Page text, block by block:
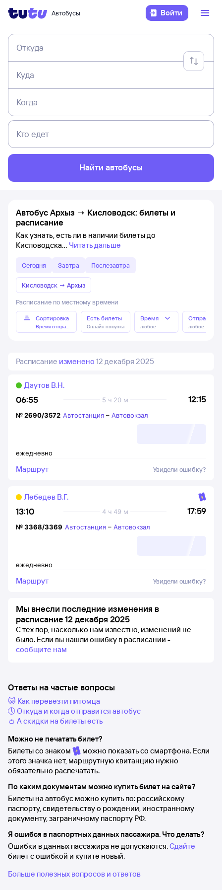
Автобусы Войти
Откуда
Куда
Когда
Кто едет
Найти автобусы
Автобус Архыз → Кисловодск: билеты и
расписание
Как узнать, есть ли в наличии билеты до
Кисловодска
Читать дальше
Сегодня Завтра Послезавтра
Кисловодск → Архыз
Расписание по местному времени
Сортировка
Время отправления
Есть билеты
Онлайн покупка
Время
любое любое
Расписание изменено 12 декабря 2025
06:55 12:15
5 ч 20 м
Даутов В.Н.
ежедневно
№2690/3572 Автостанция – Автовокзал
Маршрут Увидели ошибку?
13:10 17:59
4 ч 49 м
Лебедев В.Г.
ежедневно
№3368/3369 Автостанция – Автовокзал
Маршрут Увидели ошибку?
Мы внесли последние изменения в
расписание 12 декабря 2025
С тех пор, насколько нам известно, изменений не
было. Если вы нашли ошибку в расписании -
сообщите нам
Ответы на частые вопросы
🐱 Как перевезти питомца
🕔 Откуда и когда отправится автобус
👛 А скидки на билеты есть
Можно не печатать билет?
Билеты со знаком
можно показать со смартфона. Если
этого значка нет, маршрутную квитанцию нужно
обязательно распечатать.
По каким документам можно купить билет на сайте?
Билеты на автобус можно купить по: российскому
паспорту, свидетельству о рождении, иностранному
документу, заграничному паспорту РФ.
Я ошибся в паспортных данных пассажира. Что делать?
Ошибки в данных пассажира не допускаются.Сдайте
билет с ошибкой и купите новый.
Больше полезных вопросов и ответов